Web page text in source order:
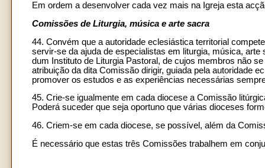
Em ordem a desenvolver cada vez mais na Igreja esta
Comissões de Liturgia, música e arte sacra
44. Convém que a autoridade eclesiástica territorial
servir-se da ajuda de especialistas em liturgia, música,
dum Instituto de Liturgia Pastoral, de cujos membros não
atribuição da dita Comissão dirigir, guiada pela autoridade
promover os estudos e as experiências necessárias
45. Crie-se igualmente em cada diocese a Comissão
Poderá suceder que seja oportuno que várias dioceses
46. Criem-se em cada diocese, se possível, além da
É necessário que estas três Comissões trabalhem em